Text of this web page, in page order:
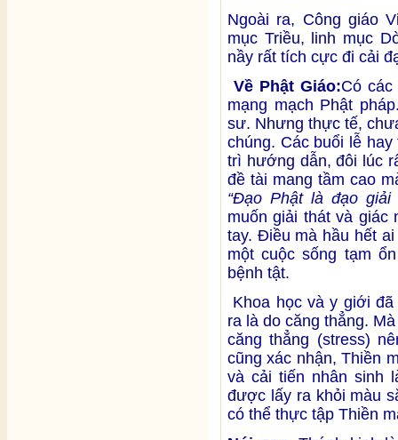
Ngoài ra, Công giáo
mục Triều, linh mục
nầy rất tích cực đi cải
Về Phật Giáo:Có
mạng mạch Phật
sư. Nhưng thực tế,
chúng. Các buổi lễ
trì hướng dẫn, đôi lúc
đề tài mang tầm cao
“Đạo Phật là đạo giải
muốn giải thát và giác
tay. Điều mà hầu hết
một cuộc sống tạm
bệnh tật.
Khoa học và y giới
ra là do căng thẳng.
căng thẳng (stress)
cũng xác nhận, Thiền
và cải tiến nhân sinh
được lấy ra khỏi màu
có thể thực tập Thiền